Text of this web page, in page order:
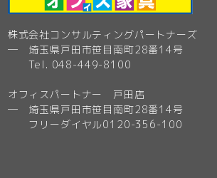
株式会社コンサルティングパートナーズ
─ 埼玉県戸田市笹目南町28番14号
Tel. 048-449-8100
オフィスパートナー 戸田店
─ 埼玉県戸田市笹目南町28番14号
フリーダイヤル0120-356-100